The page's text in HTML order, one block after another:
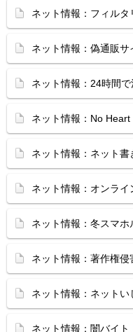
ネット情報：フィルタ
ネット情報：偽通販サ
ネット情報：24時間で
ネット情報：No Heart
ネット情報：ネット書
ネット情報：オンライ
ネット情報：冬スマホ
ネット情報：著作権侵
ネット情報：ネットい
ネット情報：闇バイ